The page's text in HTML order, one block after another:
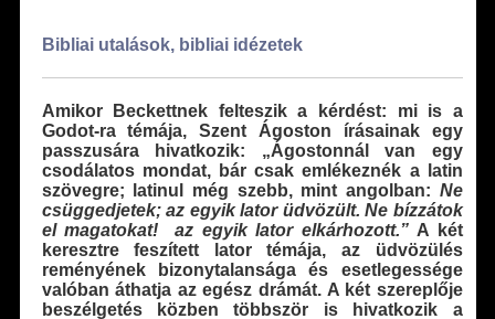
Bibliai utalások, bibliai idézetek
Amikor Beckettnek felteszik a kérdést: mi is a
Godot-ra témája, Szent Ágoston írásainak egy
passzusára hivatkozik: „Ágostonnál van egy
csodálatos mondat, bár csak emlékeznék a latin
szövegre; latinul még szebb, mint angolban: Ne
csüggedjetek; az egyik lator üdvözült. Ne bízzátok
el magatokat! az egyik lator elkárhozott.” A két
keresztre feszített lator témája, az üdvözülés
reményé­nek bizonytalansága és esetlegessége
valóban áthatja az egész drámát. A két szereplője
beszélgetés közben többször is hivatkozik a